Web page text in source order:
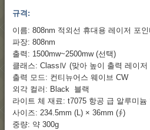
규격:
이름: 808nm 적외선 휴대용 레이저 포인
파장: 808nm
출력: 1500mw~2500mw (선택)
클래스: ClassⅣ (맞아 높이 출력 레이저
출력 모드: 컨티뉴어스 웨이브 CW
외각 컬러: Black 블랙
라이트 체 재료: t7075 항공 급 알루미늄
사이즈: 234.5mm (L) × 36mm (∮)
중량: 약 300g